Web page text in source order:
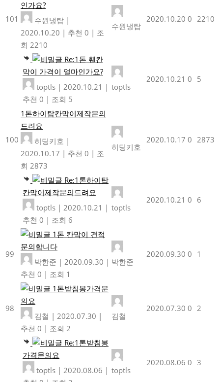
101
인가요?
수원냉탑 |
2020.10.20 | 추천 0 | 조
회 2210
수원냉탑
2020.10.20 0 2210
Re:1톤 휀칸
막이 가격이 얼마인가요?
toptls | 2020.10.21 |
추천 0 | 조회 5
toptls
2020.10.21 0 5
100
1톤하이탑칸막이제작문의
드려요
히딩키호 |
2020.10.17 | 추천 0 | 조
회 2873
히딩키호
2020.10.17 0 2873
Re:1톤하이탑
칸막이제작문의드려요
toptls | 2020.10.21 |
추천 0 | 조회 6
toptls
2020.10.21 0 6
99
1톤 칸막이 견적
문의합니다
박한준 | 2020.09.30 |
추천 0 | 조회 1
박한준
2020.09.30 0 1
98
1톤받침봉가격문
의요
김철 | 2020.07.30 |
추천 0 | 조회 2
김철
2020.07.30 0 2
Re:1톤받침봉
가격문의요
toptls | 2020.08.06 | toptls
2020.08.06 0 3